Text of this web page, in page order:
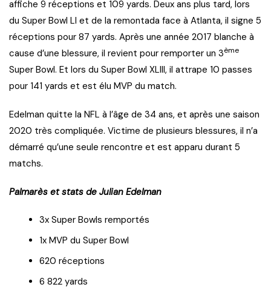
affiche 9 réceptions et 109 yards. Deux ans plus tard, lors
du Super Bowl LI et de la remontada face à Atlanta, il signe 5
réceptions pour 87 yards. Après une année 2017 blanche à
cause d’une blessure, il revient pour remporter un 3ème
Super Bowl. Et lors du Super Bowl XLIII, il attrape 10 passes
pour 141 yards et est élu MVP du match.
Edelman quitte la NFL à l’âge de 34 ans, et après une saison
2020 très compliquée. Victime de plusieurs blessures, il n’a
démarré qu’une seule rencontre et est apparu durant 5
matchs.
Palmarès et stats de Julian Edelman
3x Super Bowls remportés
1x MVP du Super Bowl
620 réceptions
6 822 yards